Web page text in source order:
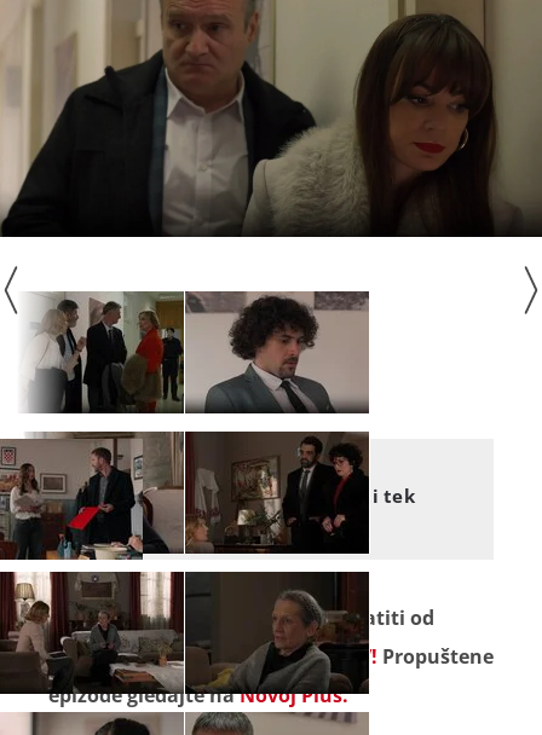
KUMOVI
Kumovi: Potpis može dobiti tek
nakon ručka
Seriju "Kumovi
" ne propustite pratiti od
ponedjeljka do petka naNovoj TV! Propuštene
epizode gledajte naNovoj Plus.